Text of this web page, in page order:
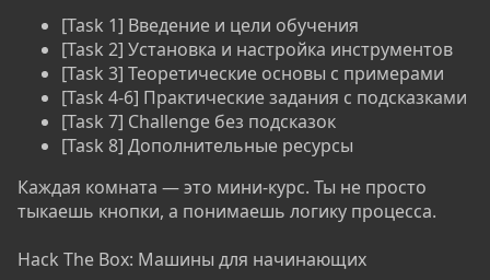
[Task 1] Введение и цели обучения
[Task 2] Установка и настройка инструментов
[Task 3] Теоретические основы с примерами
[Task 4-6] Практические задания с подсказками
[Task 7] Challenge без подсказок
[Task 8] Дополнительные ресурсы
Каждая комната — это мини-курс. Ты не просто
тыкаешь кнопки, а понимаешь логику процесса.
Hack The Box: Машины для начинающих